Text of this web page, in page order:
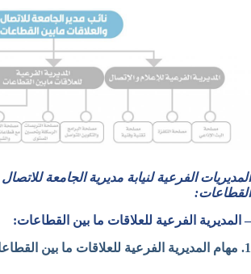
المديريات الفرعية لنيابة مديرية الجامعة
القطاعات:
– المديرية الفرعية للعلاقات ما بين القطاعات:
1. مهام المديرية الفرعية للعلاقات ما بين القطاعات